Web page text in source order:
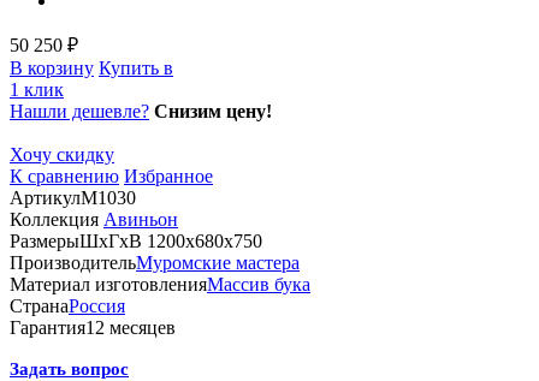
50 250 ₽
В корзину Купить в
1 клик
Нашли дешевле? Снизим цену!
Хочу скидку
К сравнению Избранное
АртикулМ1030
Коллекция Авиньон
РазмерыШхГхВ 1200х680х750
ПроизводительМуромские мастера
Материал изготовленияМассив бука
СтранаРоссия
Гарантия12 месяцев
Задать вопрос